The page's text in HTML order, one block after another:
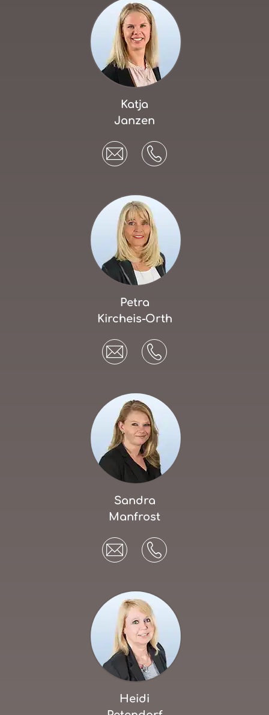
Katja
Janzen
Petra
Kircheis-Orth
Sandra
Manfrost
Heidi